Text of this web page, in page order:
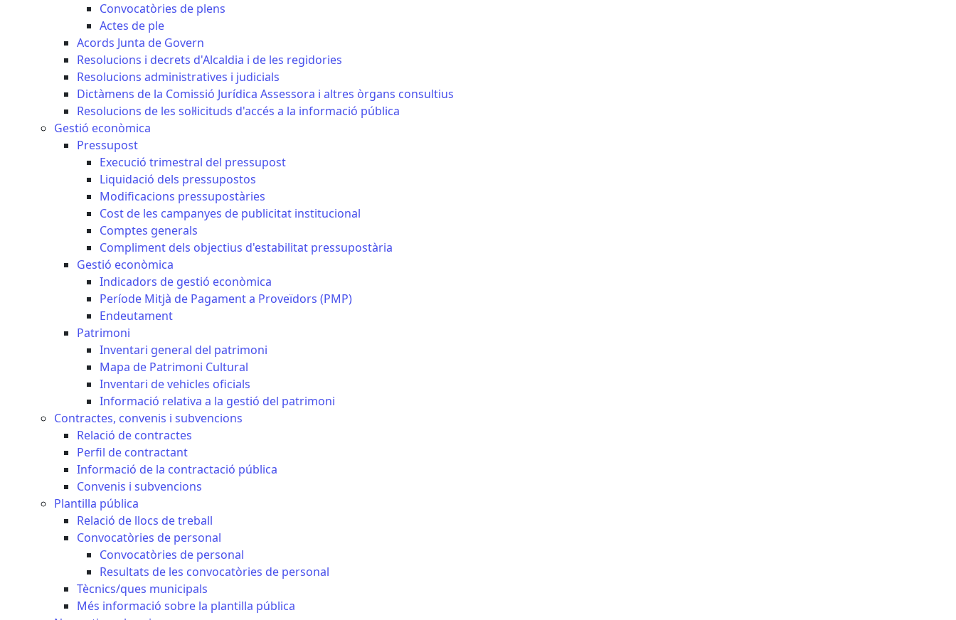
Convocatòries de plens
Actes de ple
Acords Junta de Govern
Resolucions i decrets d'Alcaldia i de les regidories
Resolucions administratives i judicials
Dictàmens de la Comissió Jurídica Assessora i altres òrgans consultius
Resolucions de les sol·licituds d'accés a la informació pública
Gestió econòmica
Pressupost
Execució trimestral del pressupost
Liquidació dels pressupostos
Modificacions pressupostàries
Cost de les campanyes de publicitat institucional
Comptes generals
Compliment dels objectius d'estabilitat pressupostària
Gestió econòmica
Indicadors de gestió econòmica
Període Mitjà de Pagament a Proveïdors (PMP)
Endeutament
Patrimoni
Inventari general del patrimoni
Mapa de Patrimoni Cultural
Inventari de vehicles oficials
Informació relativa a la gestió del patrimoni
Contractes, convenis i subvencions
Relació de contractes
Perfil de contractant
Informació de la contractació pública
Convenis i subvencions
Plantilla pública
Relació de llocs de treball
Convocatòries de personal
Convocatòries de personal
Resultats de les convocatòries de personal
Tècnics/ques municipals
Més informació sobre la plantilla pública